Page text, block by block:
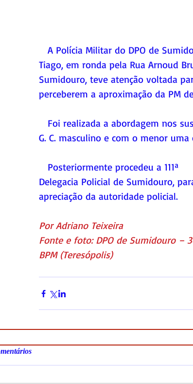
Tiago, em ronda pela Rua Arnoud
Sumidouro, teve atenção voltada
perceberem a aproximação da PM
G. C. masculino e com o menor
Delegacia Policial de Sumidouro,
apreciação da autoridade policial.
Por Adriano Teixeira
Fonte e foto: DPO de Sumidouro –
BPM (Teresópolis)